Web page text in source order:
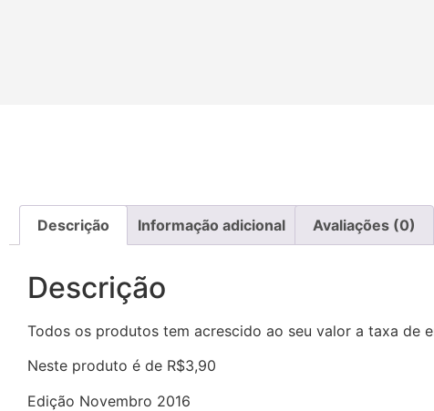
Descrição Informação adicional Avaliações (0)
Descrição
Todos os produtos tem acrescido ao seu valor a taxa de
Neste produto é de R$3,90
Edição Novembro 2016